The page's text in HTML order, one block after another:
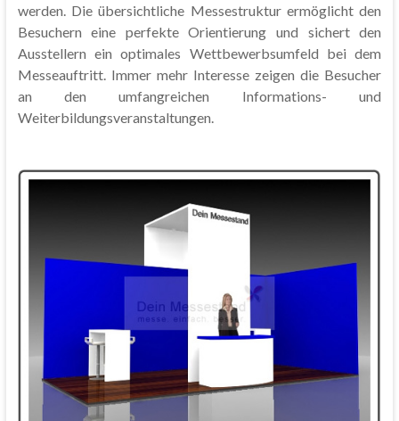
werden. Die übersichtliche Messestruktur ermöglicht den
Besuchern eine perfekte Orientierung und sichert den
Ausstellern ein optimales Wettbewerbsumfeld bei dem
Messeauftritt. Immer mehr Interesse zeigen die Besucher
an den umfangreichen Informations- und
Weiterbildungsveranstaltungen.